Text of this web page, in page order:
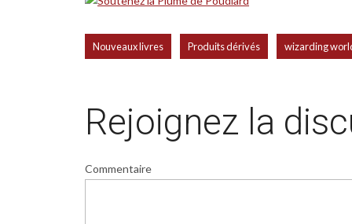
Nouveaux livres Produits dérivés wizarding
Rejoignez la
Commentaire